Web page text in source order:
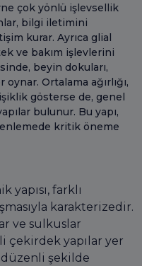
çok yönlü işlevsellik
bilgi iletimini
kurar. Ayrıca glial
ve bakım işlevlerini
beyin dokuları,
Ortalama ağırlığı,
gösterse de, genel
bulunur. Bu yapı,
kritik öneme
yapısı, farklı
karakterizedir.
ve sulkuslar
çekirdek yapılar yer
düzenli şekilde